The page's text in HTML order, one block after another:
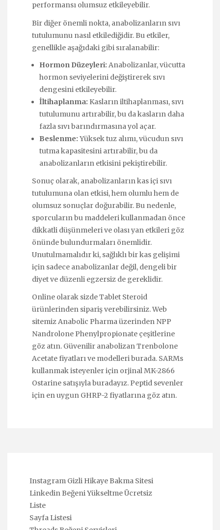
performansı olumsuz etkileyebilir.
Bir diğer önemli nokta, anabolizanların sıvı
tutulumunu nasıl etkilediğidir. Bu etkiler,
genellikle aşağıdaki gibi sıralanabilir:
Hormon Düzeyleri: Anabolizanlar, vücutta
hormon seviyelerini değiştirerek sıvı
dengesini etkileyebilir.
İltihaplanma: Kasların iltihaplanması, sıvı
tutulumunu artırabilir, bu da kasların daha
fazla sıvı barındırmasına yol açar.
Beslenme: Yüksek tuz alımı, vücudun sıvı
tutma kapasitesini artırabilir, bu da
anabolizanların etkisini pekiştirebilir.
Sonuç olarak, anabolizanların kas içi sıvı
tutulumuna olan etkisi, hem olumlu hem de
olumsuz sonuçlar doğurabilir. Bu nedenle,
sporcuların bu maddeleri kullanmadan önce
dikkatli düşünmeleri ve olası yan etkileri göz
önünde bulundurmaları önemlidir.
Unutulmamalıdır ki, sağlıklı bir kas gelişimi
için sadece anabolizanlar değil, dengeli bir
diyet ve düzenli egzersiz de gereklidir.
Online olarak sizdeTablet Steroid
ürünlerinden sipariş verebilirsiniz. Web
sitemiz Anabolic Pharma üzerinden NPP
Nandrolone Phenylpropionate çeşitlerine
göz atın. Güvenilir anabolizanTrenbolone
Acetatefiyatları ve modelleri burada. SARMs
kullanmak isteyenler için orjinalMK-2866
Ostarine satışıyla buradayız. Peptid sevenler
için en uygun GHRP-2 fiyatlarına göz atın.
Instagram Gizli Hikaye Bakma Sitesi
Linkedin Beğeni Yükseltme Ücretsiz
Liste
Sayfa Listesi